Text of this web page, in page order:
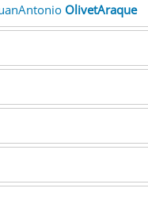
OlivetAraque